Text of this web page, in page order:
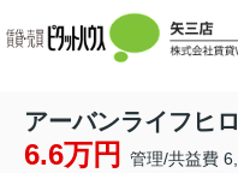
アーバンライフヒ
6.6万円 管理/共益費